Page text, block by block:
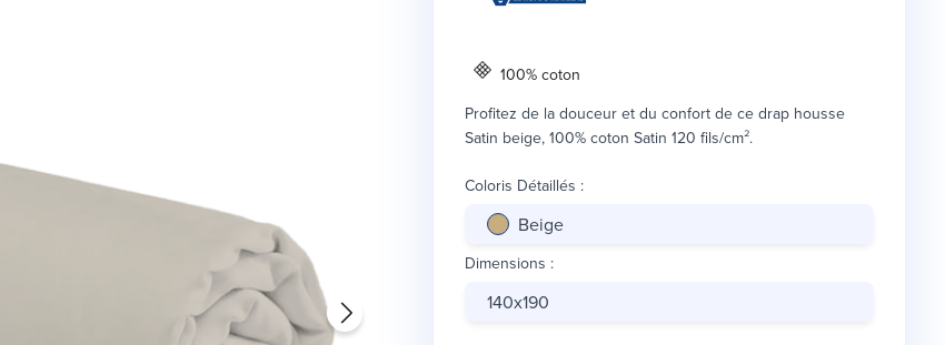
100% coton
Profitez de la douceur et du confort de ce drap housse
Satin beige, 100% coton Satin 120 fils/cm².
Coloris Détaillés :
Beige
Dimensions :
140x190